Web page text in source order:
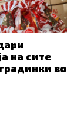
на сите
во